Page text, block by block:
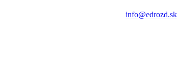
info@edrozd.sk